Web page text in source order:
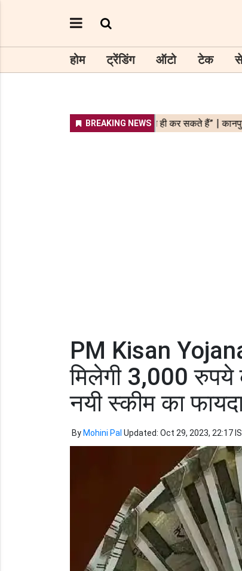
होम ट्रेंडिंग ऑटो टेक
PM Kisan
मिलेगी 3,000
नयी स्कीम का
By Mohini Pal Updated: Oct 29, 2023, 22:17